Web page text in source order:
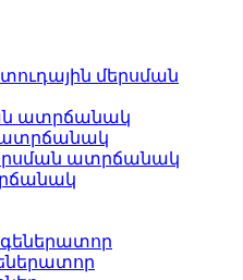
մերսման
ատրճանակ
ատրճանակ
ատրճանակ
գեներատոր